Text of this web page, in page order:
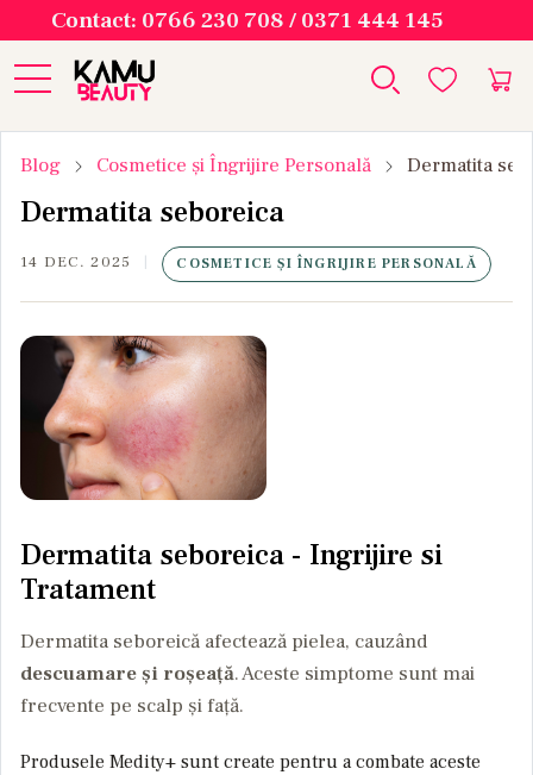
Contact: 0766 230 708 / 0371 444 145
Blog Cosmetice și Îngrijire Personală Dermatita
Dermatita seboreica
14 DEC. 2025 COSMETICE ȘI ÎNGRIJIRE PERSONALĂ
Dermatita seboreica - Ingrijire si
Tratament
Dermatita seboreică afectează pielea, cauzând
descuamare și roșeață. Aceste simptome sunt mai
frecvente pe scalp și față.
Produsele Medity+ sunt create pentru a combate aceste